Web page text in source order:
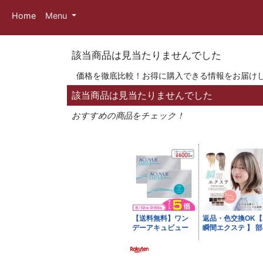
Home Menu
該当商品は見当たりませんでした
価格を徹底比較！お得に購入できる情報をお届け
該当商品は見当たりませんでした
おすすめの商品をチェック！